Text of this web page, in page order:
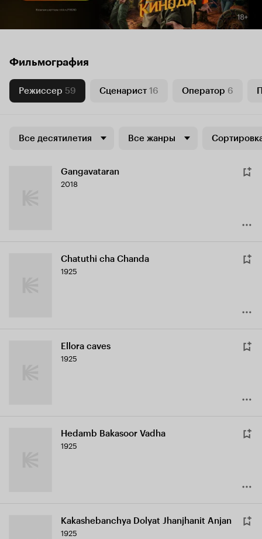
Фильмография
Режиссер 59 Сценарист 16 Оператор 6
Все десятилетия Все жанры
Gangavataran
2018
Chatuthi cha Chanda
1925
Ellora caves
1925
Hedamb Bakasoor Vadha
1925
Kakashebanchya Dolyat Jhanjhanit Anjan
1925